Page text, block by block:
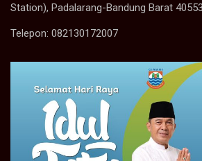
Station), Padalarang-Bandung Barat
Telepon: 082130172007